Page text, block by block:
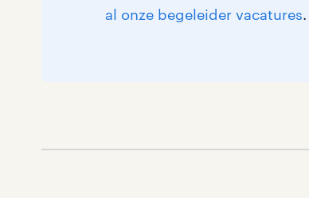
al onze begeleider vacatures.